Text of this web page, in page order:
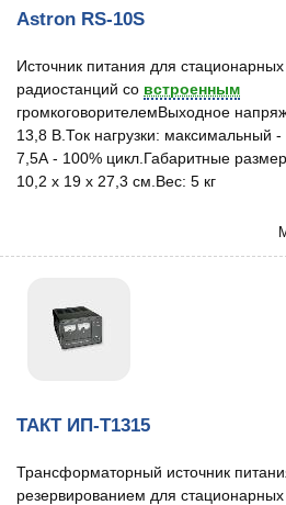
Astron RS-10S
Источник питания для стационарных
радиостанций со встроенным
громкоговорителемВыходное
13,8 В.Ток нагрузки: максимальный -
7,5А - 100% цикл.Габаритные
10,2 х 19 х 27,3 см.Вес: 5 кг
ТАКТ ИП-Т1315
Трансформаторный источник
резервированием для стационарных